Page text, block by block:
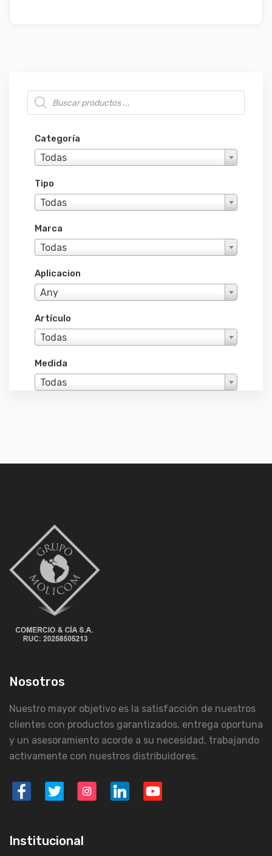
Búsqueda de productos
Categoría
Todas
Tipo
Todas
Marca
Todas
Aplicacion
Any
Artículo
Todas
Medida
Todas
Nosotros
Nuestro mayor objetivo es la satisfacción de nuestros
clientes con productos garantizados, entrega oportuna
y un asesoramiento acorde a su necesidad, trabajando
activamente con nuestros distribuidores.
Institucional